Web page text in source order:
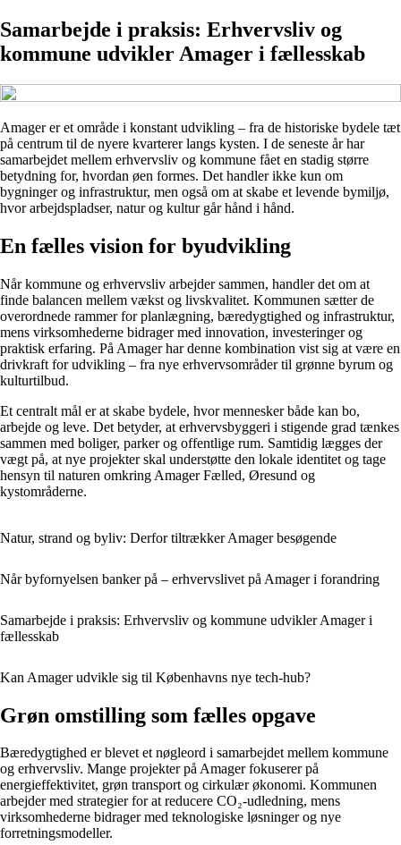
Samarbejde i praksis: Erhvervsliv og
kommune udvikler Amager i fællesskab
Amager er et område i konstant udvikling – fra de historiske bydele tæt
på centrum til de nyere kvarterer langs kysten. I de seneste år har
samarbejdet mellem erhvervsliv og kommune fået en stadig større
betydning for, hvordan øen formes. Det handler ikke kun om
bygninger og infrastruktur, men også om at skabe et levende bymiljø,
hvor arbejdspladser, natur og kultur går hånd i hånd.
En fælles vision for byudvikling
Når kommune og erhvervsliv arbejder sammen, handler det om at
finde balancen mellem vækst og livskvalitet. Kommunen sætter de
overordnede rammer for planlægning, bæredygtighed og infrastruktur,
mens virksomhederne bidrager med innovation, investeringer og
praktisk erfaring. På Amager har denne kombination vist sig at være en
drivkraft for udvikling – fra nye erhvervsområder til grønne byrum og
kulturtilbud.
Et centralt mål er at skabe bydele, hvor mennesker både kan bo,
arbejde og leve. Det betyder, at erhvervsbyggeri i stigende grad tænkes
sammen med boliger, parker og offentlige rum. Samtidig lægges der
vægt på, at nye projekter skal understøtte den lokale identitet og tage
hensyn til naturen omkring Amager Fælled, Øresund og
kystområderne.
Natur, strand og byliv: Derfor tiltrækker Amager besøgende
Når byfornyelsen banker på – erhvervslivet på Amager i forandring
Samarbejde i praksis: Erhvervsliv og kommune udvikler Amager i
fællesskab
Kan Amager udvikle sig til Københavns nye tech-hub?
Grøn omstilling som fælles opgave
Bæredygtighed er blevet et nøgleord i samarbejdet mellem kommune
og erhvervsliv. Mange projekter på Amager fokuserer på
energieffektivitet, grøn transport og cirkulær økonomi. Kommunen
arbejder med strategier for at reducere CO₂-udledning, mens
virksomhederne bidrager med teknologiske løsninger og nye
forretningsmodeller.